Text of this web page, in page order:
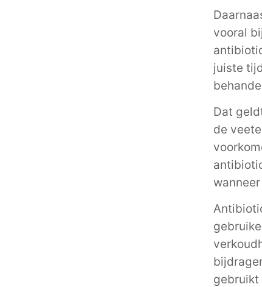
vooral
juiste
Dat
de
gebruikt